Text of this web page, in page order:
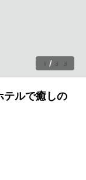
1 / 33
テルで癒しの